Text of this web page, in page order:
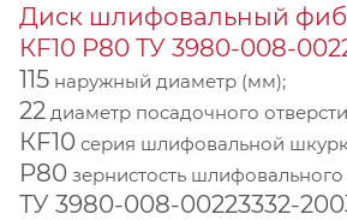
Диск шлифовальный
КF10 P80 ТУ 3980-008-
115 наружный диаметр (мм);
22 диаметр посадочного
КF10 серия шлифовальной
P80 зернистость
ТУ 3980-008-00223332-